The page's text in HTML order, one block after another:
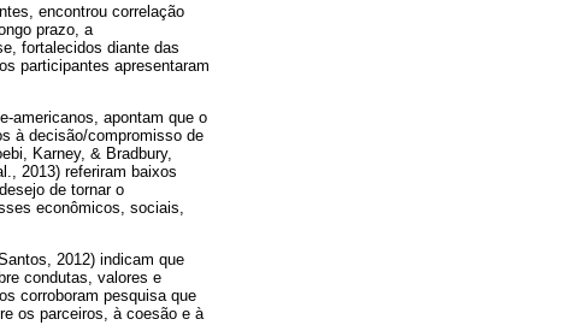
encontrou correlação
prazo, a
fortalecidos diante das
participantes apresentaram
americanos, apontam que o
à decisão/compromisso de
Karney, & Bradbury,
2013) referiram baixos
de tornar o
econômicos, sociais,
2012) indicam que
condutas, valores e
corroboram pesquisa que
os parceiros, à coesão e à